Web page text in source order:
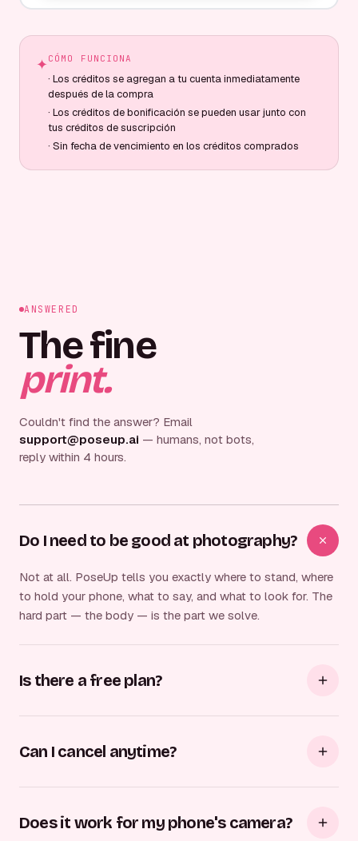
✦CÓMO FUNCIONA
· Los créditos se agregan a tu cuenta inmediatamente
después de la compra
· Los créditos de bonificación se pueden usar junto con
tus créditos de suscripción
· Sin fecha de vencimiento en los créditos comprados
ANSWERED
The fine
print.
Couldn't find the answer? Email
support@poseup.ai — humans, not bots,
reply within 4 hours.
Do I need to be good at photography?
Not at all. PoseUp tells you exactly where to stand, where
to hold your phone, what to say, and what to look for. The
hard part — the body — is the part we solve.
Is there a free plan?
Can I cancel anytime?
Does it work for my phone's camera?